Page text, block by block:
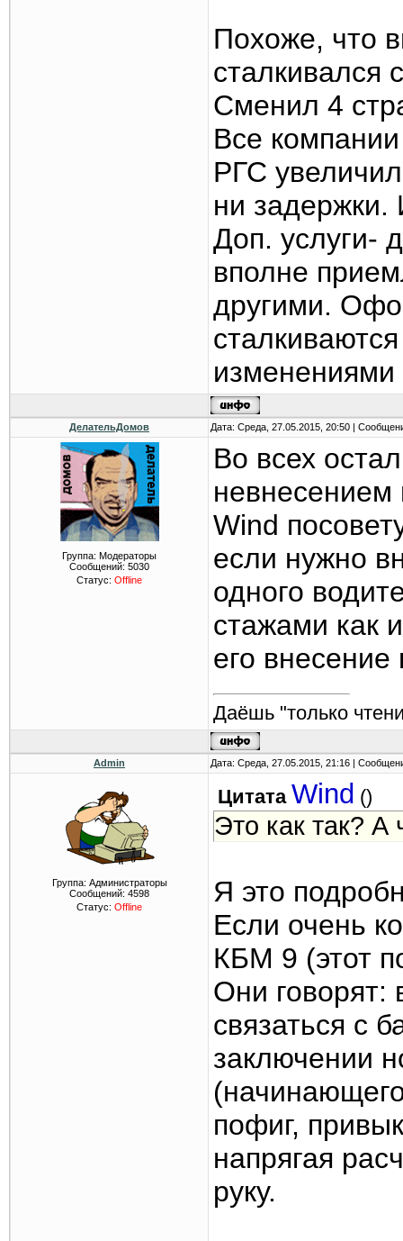
Похоже, что
сталкивался
Сменил 4
Все
РГС
ни задержки.
Доп. услуги-
вполне
другими.
изменениями
ДелательДомов Дата: Среда, 27.05.2015, 20:50 |
Группа: Модераторы
Сообщений: 5030
Статус: Offline
Во всех
Wind
если нужно
одного
стажами как
его
Даёшь "только
Admin Дата: Среда, 27.05.2015, 21:16 |
Группа: Администраторы
Сообщений: 4598
Статус: Offline
Цитата Wind ()
Это как так?
Я это
Если очень
КБМ 9 (этот
Они говорят:
связаться с
заключении
пофиг,
напрягая
руку.